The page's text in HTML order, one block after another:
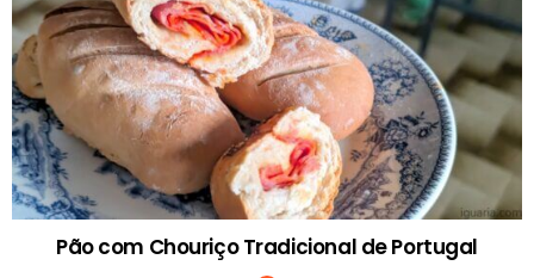
Pão com Chouriço Tradicional de Portugal